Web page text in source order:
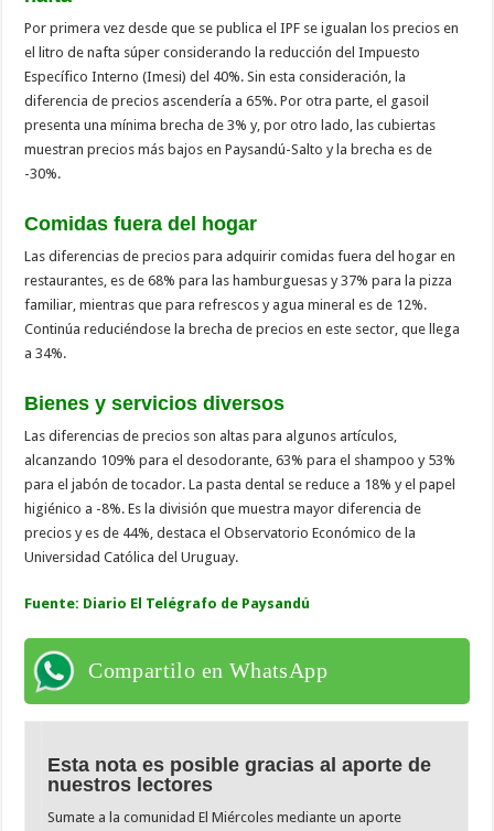
Por primera vez desde que se publica el IPF se igualan los precios en
el litro de nafta súper considerando la reducción del Impuesto
Específico Interno (Imesi) del 40%. Sin esta consideración, la
diferencia de precios ascendería a 65%. Por otra parte, el gasoil
presenta una mínima brecha de 3% y, por otro lado, las cubiertas
muestran precios más bajos en Paysandú-Salto y la brecha es de
-30%.
Comidas fuera del hogar
Las diferencias de precios para adquirir comidas fuera del hogar en
restaurantes, es de 68% para las hamburguesas y 37% para la pizza
familiar, mientras que para refrescos y agua mineral es de 12%.
Continúa reduciéndose la brecha de precios en este sector, que llega
a 34%.
Bienes y servicios diversos
Las diferencias de precios son altas para algunos artículos,
alcanzando 109% para el desodorante, 63% para el shampoo y 53%
para el jabón de tocador. La pasta dental se reduce a 18% y el papel
higiénico a -8%. Es la división que muestra mayor diferencia de
precios y es de 44%, destaca el Observatorio Económico de la
Universidad Católica del Uruguay.
Fuente: Diario El Telégrafo de Paysandú
Compartilo en WhatsApp
Esta nota es posible gracias al aporte de
nuestros lectores
Sumate a la comunidad El Miércoles mediante un aporte